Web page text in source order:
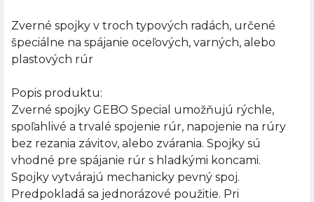
Zverné spojky v troch typových radách, určené
špeciálne na spájanie oceľových, varných, alebo
plastových rúr
Popis produktu:
Zverné spojky GEBO Special umožňujú rýchle,
spoľahlivé a trvalé spojenie rúr, napojenie na rúry
bez rezania závitov, alebo zvárania. Spojky sú
vhodné pre spájanie rúr s hladkými koncami.
Spojky vytvárajú mechanicky pevný spoj.
Predpokladá sa jednorázové použitie. Pri